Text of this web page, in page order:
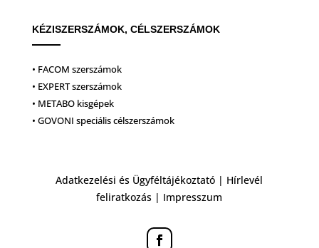
KÉZISZERSZÁMOK, CÉLSZERSZÁMOK
• FACOM szerszámok
• EXPERT szerszámok
• METABO kisgépek
• GOVONI speciális célszerszámok
Adatkezelési és Ügyféltájékoztató | Hírlevél
feliratkozás | Impresszum